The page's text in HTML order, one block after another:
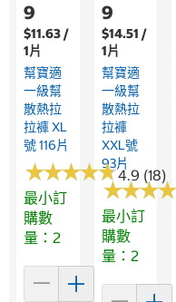
9
$11.63 /
1片
幫寶適
一級幫
散熱拉
拉褲 XL
號 116片
★★★★★
★★★★★4.9 (18)
最小訂
購數
量：2
9
$14.51 /
1片
幫寶適
一級幫
散熱拉
拉褲
XXL號
93片
★★★
★★★
最小訂
購數
量：2